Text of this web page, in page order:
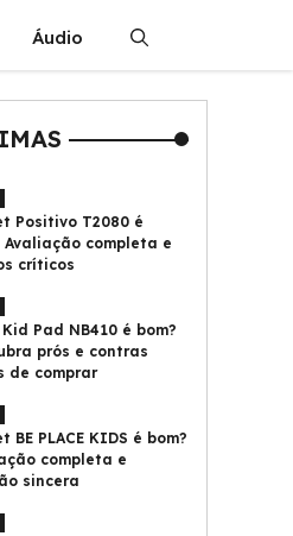
Áudio
Positivo T2080 é
Avaliação completa e
críticos
Pad NB410 é bom?
prós e contras
de comprar
BE PLACE KIDS é bom?
completa e
sincera